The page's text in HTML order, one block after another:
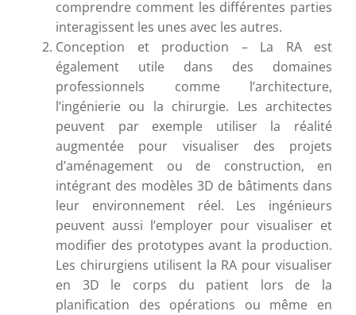
comprendre comment les différentes parties
interagissent les unes avec les autres.
Conception et production – La RA est
également utile dans des domaines
professionnels comme l’architecture,
l’ingénierie ou la chirurgie. Les architectes
peuvent par exemple utiliser la réalité
augmentée pour visualiser des projets
d’aménagement ou de construction, en
intégrant des modèles 3D de bâtiments dans
leur environnement réel. Les ingénieurs
peuvent aussi l’employer pour visualiser et
modifier des prototypes avant la production.
Les chirurgiens utilisent la RA pour visualiser
en 3D le corps du patient lors de la
planification des opérations ou même en